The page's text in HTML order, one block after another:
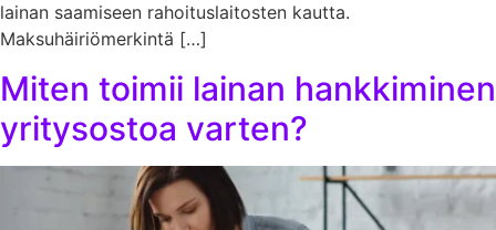
lainan saamiseen rahoituslaitosten kautta.
Maksuhäiriömerkintä […]
Miten toimii lainan hankkiminen
yritysostoa varten?